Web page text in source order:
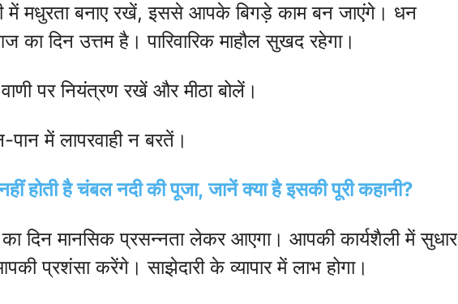
में मधुरता बनाए रखें, इससे आपके बिगड़े काम बन जाएंगे। धन
दिन उत्तम है। पारिवारिक माहौल सुखद रहेगा।
पर नियंत्रण रखें और मीठा बोलें।
में लापरवाही न बरतें।
होती है चंबल नदी की पूजा, जानें क्या है इसकी पूरी कहानी?
दिन मानसिक प्रसन्नता लेकर आएगा। आपकी कार्यशैली में सुधार
प्रशंसा करेंगे। साझेदारी के व्यापार में लाभ होगा।